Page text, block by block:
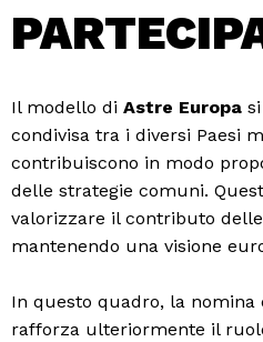
Il modello di Astre Europa
condivisa tra i diversi Paesi
contribuiscono in modo
delle strategie comuni.
valorizzare il contributo
mantenendo una visione
In questo quadro, la nomina
rafforza ulteriormente il